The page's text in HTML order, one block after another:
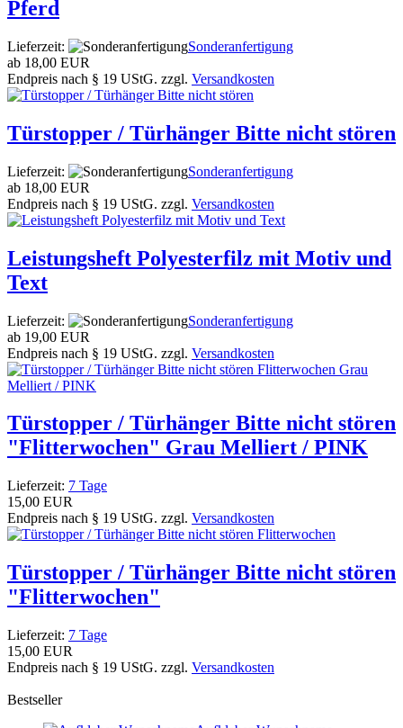
Pferd
Lieferzeit:
Sonderanfertigung
ab 18,00 EUR
Endpreis nach § 19 UStG. zzgl. Versandkosten
Türstopper / Türhänger Bitte nicht stören
Lieferzeit:
Sonderanfertigung
ab 18,00 EUR
Endpreis nach § 19 UStG. zzgl. Versandkosten
Leistungsheft Polyesterfilz mit Motiv und
Text
Lieferzeit:
Sonderanfertigung
ab 19,00 EUR
Endpreis nach § 19 UStG. zzgl. Versandkosten
Türstopper / Türhänger Bitte nicht stören
"Flitterwochen" Grau Melliert / PINK
Lieferzeit: 7 Tage
15,00 EUR
Endpreis nach § 19 UStG. zzgl. Versandkosten
Türstopper / Türhänger Bitte nicht stören
"Flitterwochen"
Lieferzeit: 7 Tage
15,00 EUR
Endpreis nach § 19 UStG. zzgl. Versandkosten
Bestseller